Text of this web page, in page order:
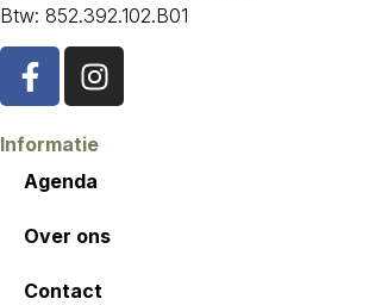
Btw: 852.392.102.B01
Informatie
Agenda
Over ons
Contact